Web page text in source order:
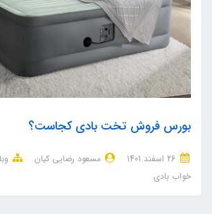
بورس فروش تخت بادی کجاست؟
مسعود رضایی کیان
خواب بادی